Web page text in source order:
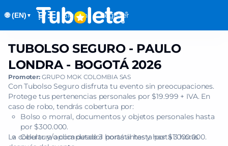
🌐 (EN) ▼ Dialog
Sign in Register
selection
PAULO
LONDRA
BOGOTÁ
2026]
Tuboleta.com
TUBOLSO
-
PAULO
LONDRA
-
BOGOTÁ
2026
TUBOLSO SEGURO - PAULO
LONDRA - BOGOTÁ 2026
Promoter: GRUPO MOK COLOMBIA SAS
Con Tubolso Seguro disfruta tu evento sin preocupaciones.
Protege tus pertenencias personales por $19.999 + IVA. En
caso de robo, tendrás cobertura por:
Bolso o morral, documentos y objetos personales hasta
por $300.000.
Celular y/o computador portátil hasta por $1.000.000.
La cobertura aplica desde 3 horas antes y hasta 3 horas